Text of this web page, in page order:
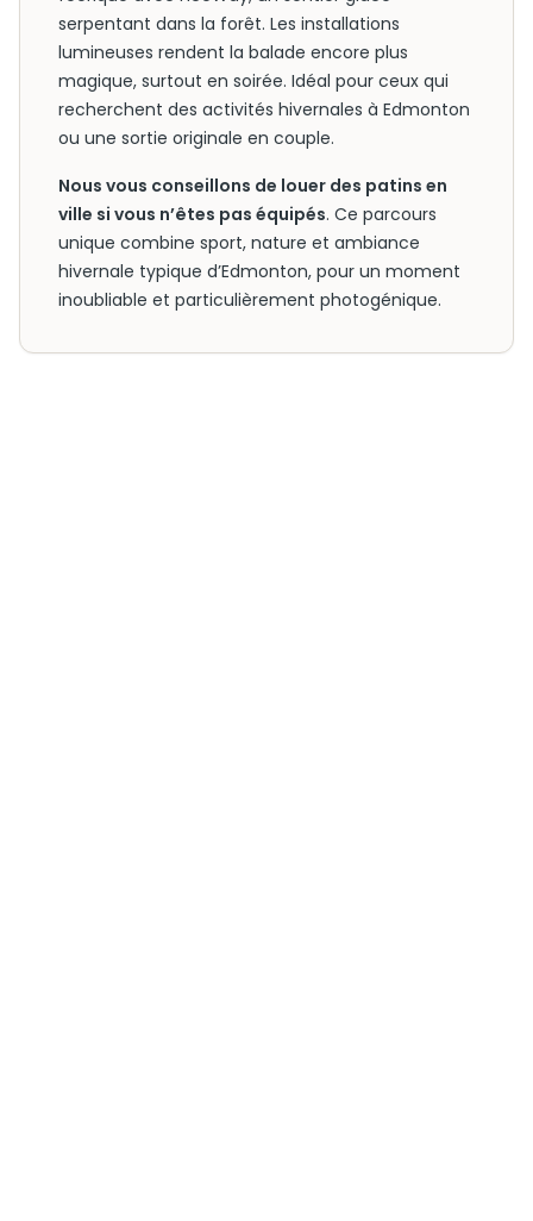
serpentant dans la forêt. Les installations
lumineuses rendent la balade encore plus
magique, surtout en soirée. Idéal pour ceux qui
recherchent des activités hivernales à Edmonton
ou une sortie originale en couple.
Nous vous conseillons de louer des patins en
ville si vous n’êtes pas équipés. Ce parcours
unique combine sport, nature et ambiance
hivernale typique d’Edmonton, pour un moment
inoubliable et particulièrement photogénique.